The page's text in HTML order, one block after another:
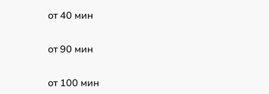
от 40 мин
от 90 мин
от 100 мин